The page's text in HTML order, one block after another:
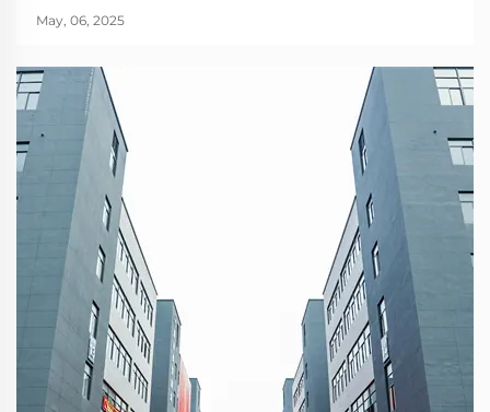
endüstride yaygın olarak kullanılmaktadır.
Aşağıda, farklı endüstrilerde baharların tipik
bulunmaktadır...
May, 06, 2025